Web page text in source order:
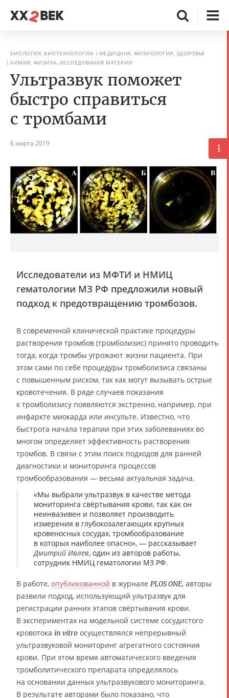
БИОЛОГИЯ, БИОТЕХНОЛОГИИ
МЕДИЦИНА, ФИЗИОЛОГИЯ, ЗДОРОВЬЕ
ХИМИЯ, ФИЗИКА, ИССЛЕДОВАНИЯ МАТЕРИИ
Ультразвук поможет
быстро справиться
с тромбами
6 марта 2019
Исследователи из МФТИ и НМИЦ
гематологии МЗ РФ предложили новый
подход к предотвращению тромбозов.
В современной клинической практике процедуры
растворения тромбов (тромболизис) принято проводить
тогда, когда тромбы угрожают жизни пациента. При
этом сами по себе процедуры тромболизиса связаны
с повышенным риском, так как могут вызывать острые
кровотечения. В ряде случаев показания
к тромболизису появляются экстренно, например, при
инфаркте миокарда или инсульте. Известно, что
быстрота начала терапии при этих заболеваниях во
многом определяет эффективность растворения
тромбов. В связи с этим поиск подходов для ранней
диагностики и мониторинга процессов
тромбообразования — весьма актуальная задача.
«Мы выбрали ультразвук в качестве метода
мониторинга свёртывания крови, так как он
неинвазивен и позволяет производить
измерения в глубокозалегающих крупных
кровеносных сосудах, тромбообразование
в которых наиболее опасно», — рассказывает
Дмитрий Ивлев, один из авторов работы,
сотрудник НМИЦ гематологии МЗ РФ.
В работе, опубликованной в журнале PLOS ONE, авторы
развили подход, использующий ультразвук для
регистрации ранних этапов свёртывания крови.
В экспериментах на модельной системе сосудистого
кровотока in vitro осуществлялся непрерывный
ультразвуковой мониторинг агрегатного состояния
крови. При этом время автоматического введения
тромболитического препарата определялось
на основании данных ультразвукового мониторинга.
В результате авторами было показано, что